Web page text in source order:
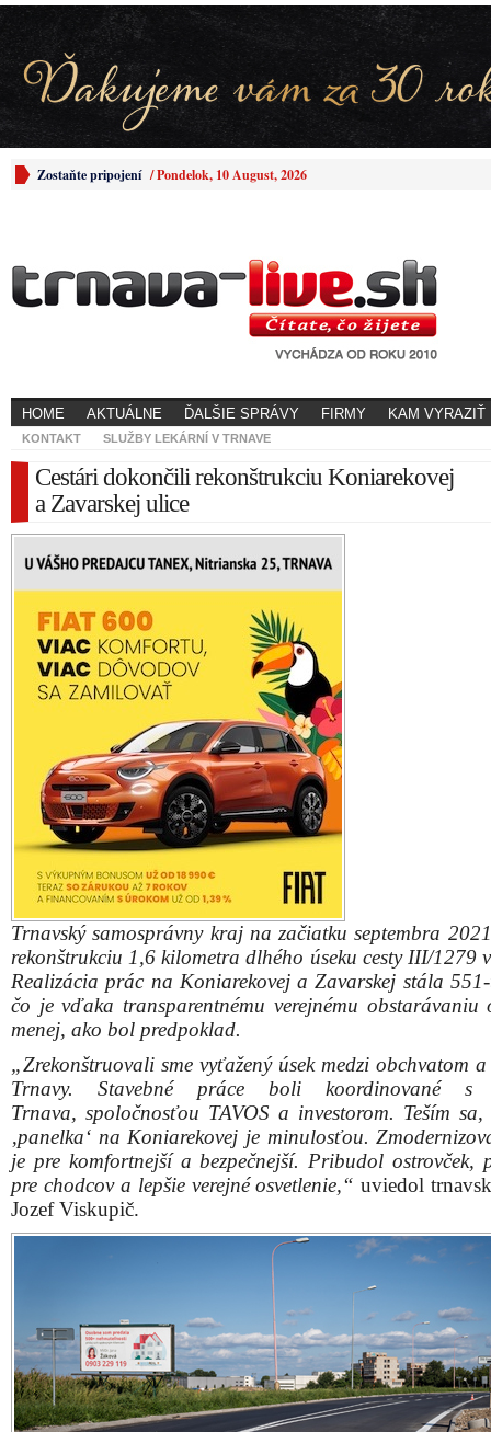
Zostaňte pripojení /Pondelok, 10 August, 2026
HOME AKTUÁLNE ĎALŠIE SPRÁVY FIRMY KAM VYRAZIŤ
KONTAKT SLUŽBY LEKÁRNÍ V TRNAVE
Cestári dokončili rekonštrukciu Koniarekovej
a Zavarskej ulice
Trnavský samosprávny kraj na začiatku septembra
rekonštrukciu 1,6 kilometra dlhého úseku cesty III/1279
Realizácia prác na Koniarekovej a Zavarskej stála
čo je vďaka transparentnému verejnému obstarávaniu
menej, ako bol predpoklad.
„Zrekonštruovali sme vyťažený úsek medzi obchvatom
Trnavy. Stavebné práce boli koordinované s
Trnava, spoločnosťou TAVOS a investorom. Teším sa,
‚panelka‘ na Koniarekovej je minulosťou.
je pre komfortnejší a bezpečnejší. Pribudol ostrovček,
pre chodcov a lepšie verejné osvetlenie,“ uviedol
Jozef Viskupič.